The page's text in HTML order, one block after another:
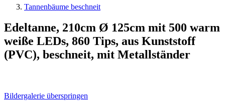
Tannenbäume beschneit
Edeltanne, 210cm Ø 125cm mit 500 warm
weiße LEDs, 860 Tips, aus Kunststoff
(PVC), beschneit, mit Metallständer
Bildergalerie überspringen